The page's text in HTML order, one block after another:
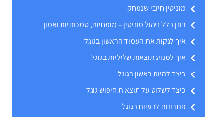
מוניטין חיובי שנמחק
רונן הלל ניהול מוניטין – מומחיות, סמכותיות ואמון
איך לנקות את העמוד הראשון בגוגל
איך למנוע תוצאות שליליות בגוגל
כיצד להיות ראשון בגוגל
כיצד לשלוט על תוצאות חיפוש גוגל
פתרונות לבעיות בגוגל